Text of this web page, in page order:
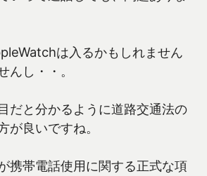
は入るかもしれません
んし・・。
だと分かるように道路交通法の
が良いですね。
携帯電話使用に関する正式な項